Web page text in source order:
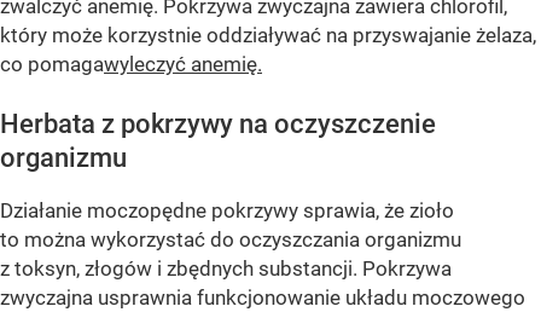
zwalczyć anemię. Pokrzywa zwyczajna zawiera chlorofil,
który może korzystnie oddziaływać na przyswajanie żelaza,
co pomagawyleczyć anemię.
Herbata z pokrzywy na oczyszczenie
organizmu
Działanie moczopędne pokrzywy sprawia, że zioło
to można wykorzystać do oczyszczania organizmu
z toksyn, złogów i zbędnych substancji. Pokrzywa
zwyczajna usprawnia funkcjonowanie układu moczowego